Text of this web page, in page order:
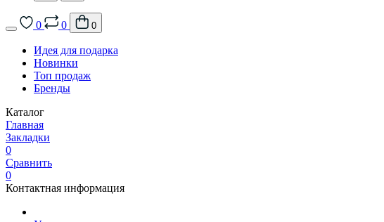
0 0 0
Идея для подарка
Новинки
Топ продаж
Бренды
Каталог
Главная
Закладки
0
Сравнить
0
Контактная информация